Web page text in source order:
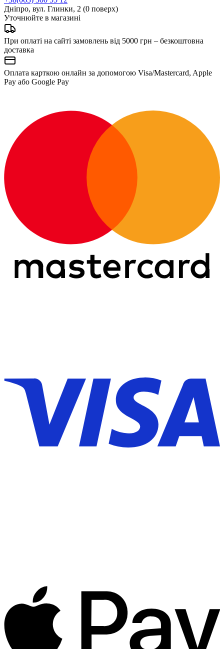
Дніпро, вул. Глинки, 2 (0 поверх)
Уточнюйте в магазині
При оплаті на сайті замовлень від 5000 грн – безкоштовна
доставка
Оплата карткою онлайн за допомогою Visa/Mastercard, Apple
Pay або Google Pay